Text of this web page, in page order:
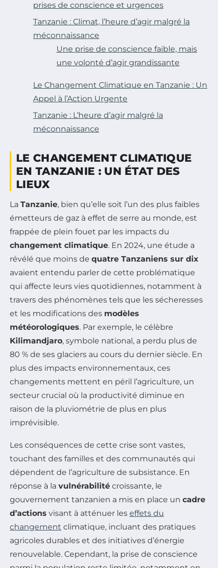
prises de conscience et urgences
Tanzanie : Climat, l’heure d’agir malgré la
méconnaissance
Une prise de conscience faible, mais
une volonté d’agir grandissante
Le Changement Climatique en Tanzanie : Un
Appel à l’Action Urgente
Tanzanie : L’heure d’agir malgré la
méconnaissance
LE CHANGEMENT CLIMATIQUE
EN TANZANIE : UN ÉTAT DES
LIEUX
La Tanzanie, bien qu’elle soit l’un des plus faibles
émetteurs de gaz à effet de serre au monde, est
frappée de plein fouet par les impacts du
changement climatique. En 2024, une étude a
révélé que moins de quatre Tanzaniens sur dix
avaient entendu parler de cette problématique
qui affecte leurs vies quotidiennes, notamment à
travers des phénomènes tels que les sécheresses
et les modifications des modèles
météorologiques. Par exemple, le célèbre
Kilimandjaro, symbole national, a perdu plus de
80 % de ses glaciers au cours du dernier siècle. En
plus des impacts environnementaux, ces
changements mettent en péril l’agriculture, un
secteur crucial où la productivité diminue en
raison de la pluviométrie de plus en plus
imprévisible.
Les conséquences de cette crise sont vastes,
touchant des familles et des communautés qui
dépendent de l’agriculture de subsistance. En
réponse à la vulnérabilité croissante, le
gouvernement tanzanien a mis en place un cadre
d’actions visant à atténuer les effets du
changement climatique, incluant des pratiques
agricoles durables et des initiatives d’énergie
renouvelable. Cependant, la prise de conscience